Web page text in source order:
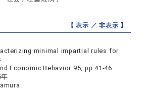
【 表示 ／非表示 】
minimal impartial rules for
Economic Behavior 95, pp.41-46